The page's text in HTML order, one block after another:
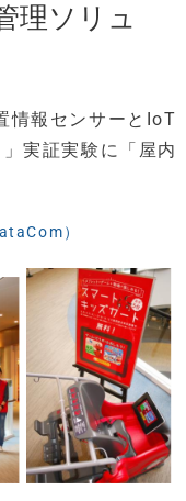
理ソリュ
情報センサーとIoT
実証実験に「屋内
）